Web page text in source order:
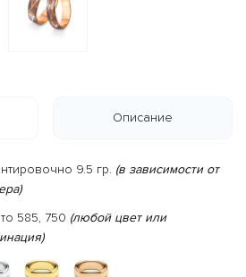
Описание
9.5 гр. (в зависимости от
585, 750 (любой цвет или